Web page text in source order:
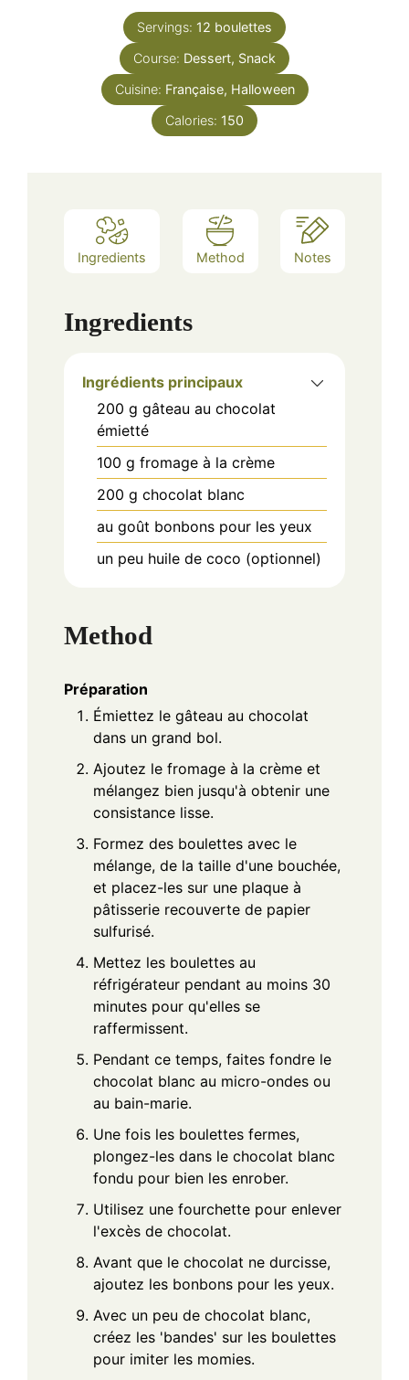
Servings: 12 boulettes
Course: Dessert, Snack
Cuisine: Française, Halloween
Calories: 150
Ingredients Method Notes
Ingredients
Ingrédients principaux
200 g gâteau au chocolat
émietté
100 g fromage à la crème
200 g chocolat blanc
au goût bonbons pour les yeux
un peu huile de coco (optionnel)
Method
Préparation
Émiettez le gâteau au chocolat
dans un grand bol.
Ajoutez le fromage à la crème et
mélangez bien jusqu'à obtenir une
consistance lisse.
Formez des boulettes avec le
mélange, de la taille d'une bouchée,
et placez-les sur une plaque à
pâtisserie recouverte de papier
sulfurisé.
Mettez les boulettes au
réfrigérateur pendant au moins 30
minutes pour qu'elles se
raffermissent.
Pendant ce temps, faites fondre le
chocolat blanc au micro-ondes ou
au bain-marie.
Une fois les boulettes fermes,
plongez-les dans le chocolat blanc
fondu pour bien les enrober.
Utilisez une fourchette pour enlever
l'excès de chocolat.
Avant que le chocolat ne durcisse,
ajoutez les bonbons pour les yeux.
Avec un peu de chocolat blanc,
créez les 'bandes' sur les boulettes
pour imiter les momies.